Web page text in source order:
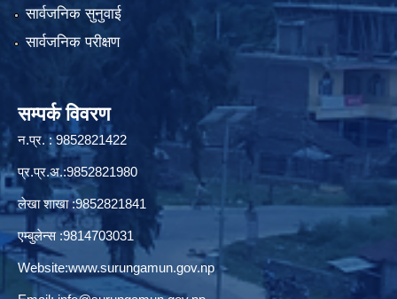
सार्वजनिक सुनुवाई
सार्वजनिक परीक्षण
सम्पर्क विवरण
न.प्र. : 9852821422
प्र.प्र.अ.:9852821980
लेखा शाखा :9852821841
एम्बुलेन्स :9814703031
Website:www.surungamun.gov.np